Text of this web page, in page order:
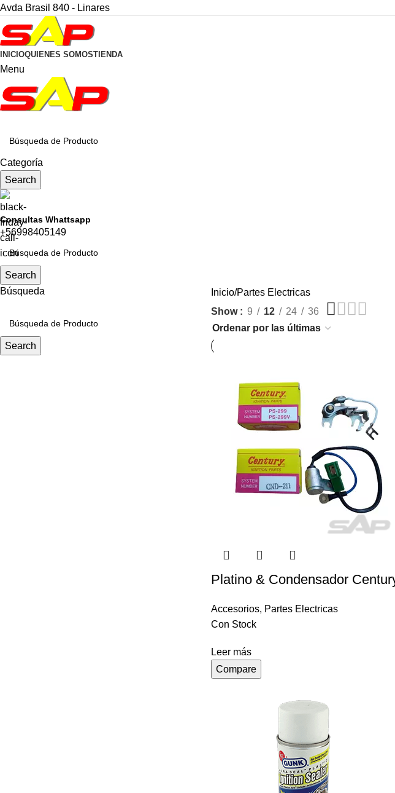
Avda Brasil 840 - Linares
INICIOQUIENES SOMOSTIENDA
Menu
Categoría
Search
Consultas Whattsapp
+56998405149
Search
Búsqueda
Search
Inicio Partes Electricas
Show
9 12 24 36
Platino & Condensador
Accesorios, Partes Electricas
Con Stock
Leer más
Compare